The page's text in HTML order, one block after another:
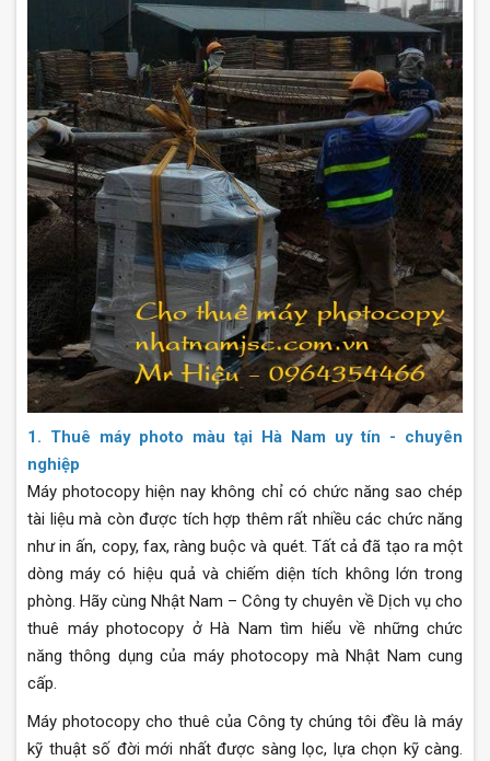
1. Thuê máy photo màu tại Hà Nam uy tín - chuyên
nghiệp
Máy photocopy hiện nay không chỉ có chức năng sao chép
tài liệu mà còn được tích hợp thêm rất nhiều các chức năng
như in ấn, copy, fax, ràng buộc và quét. Tất cả đã tạo ra một
dòng máy có hiệu quả và chiếm diện tích không lớn trong
phòng. Hãy cùng Nhật Nam – Công ty chuyên về Dịch vụ cho
thuê máy photocopy ở Hà Nam tìm hiểu về những chức
năng thông dụng của máy photocopy mà Nhật Nam cung
cấp.
Máy photocopy cho thuê của Công ty chúng tôi đều là máy
kỹ thuật số đời mới nhất được sàng lọc, lựa chọn kỹ càng.